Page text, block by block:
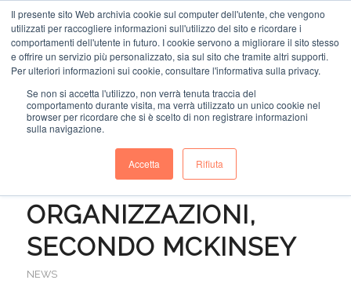
Il presente sito Web archivia cookie sul computer dell'utente, che vengono
utilizzati per raccogliere informazioni sull'utilizzo del sito e ricordare i
comportamenti dell'utente in futuro. I cookie servono a migliorare il sito stesso
e offrire un servizio più personalizzato, sia sul sito che tramite altri supporti.
Per ulteriori informazioni sui cookie, consultare l'informativa sulla privacy.
Se non si accetta l'utilizzo, non verrà tenuta traccia del
comportamento durante visita, ma verrà utilizzato un unico cookie nel
browser per ricordare che si è scelto di non registrare informazioni
sulla navigazione.
Accetta Rifiuta
I 10 CAMBIAMENTI CHE
STANNO
TRASFORMANDO LE
ORGANIZZAZIONI,
SECONDO MCKINSEY
NEWS